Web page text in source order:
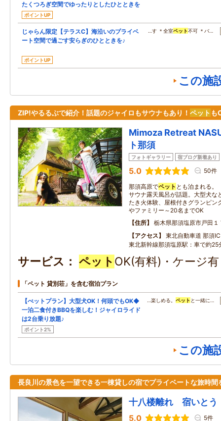
たくつろぎ空間でゆったりとしたひとときを
ポイントUP
じゃらん限定【テラスC】海沿いのプライベ
ート空間で過ごす安らぎのひとときを♪
ポイントUP
…す ＊全室ペット不可 ＊バ…
この施
ZIP!やるるぶで紹介！話題のジャイロもサウナもあり！ ペット も
Mimoza Retreat
ト那須
フォトギャラリー 宿ブログ新着あり
5.0 50件
那須高原でペット とも泊まれる。
サウナ露天風呂が話題。大型犬な
たき火体験、屋根付きグランピン
やファミリー～20名までOK
住所
栃木県那須塩原市戸田１
アクセス
東北自動車道 那須
東北新幹線那須塩原駅：車で約25
サービス ペット OK(有料)・ケージ
「ペット 貸別荘」を含む宿泊プラン
【ぺットプラン】大型犬OK！何頭でもOK◆
一泊二食付きBBQを楽しむ！ジャイロライド
は2台乗り放題♪
ポイント2%
…楽しめる。 ペット と一緒に…
この施
長良川の景色を一望できる一棟貸しの宿でプライベートな旅時間
十八楼離れ 宿いとう
5.0 5件